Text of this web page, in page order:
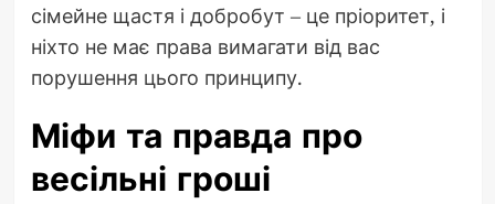
сімейне щастя і добробут – це пріоритет, і
ніхто не має права вимагати від вас
порушення цього принципу.
Міфи та правда про
весільні гроші